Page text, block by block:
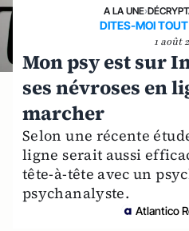
A LA UNE›
DITES-MOI
1 août
Mon psy est sur
ses névroses en
marcher
Selon une récente
ligne serait aussi
tête-à-tête avec un
psychanalyste.
Atlantico